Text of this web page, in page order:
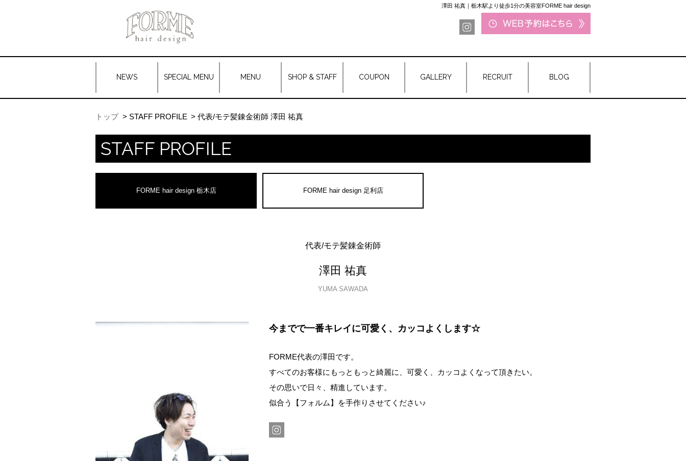
澤田 祐真｜栃木駅より徒歩1分の美容室FORME hair design
NEWS SPECIAL MENU MENU SHOP & STAFF COUPON GALLERY RECRUIT BLOG
トップ STAFF PROFILE 代表/モテ髪錬金術師 澤田 祐真
STAFF PROFILE
FORME hair design 栃木店 FORME hair design 足利店
代表/モテ髪錬金術師
澤田 祐真
YUMA SAWADA
今までで一番キレイに可愛く、カッコよくします☆
FORME代表の澤田です。
すべてのお客様にもっともっと綺麗に、可愛く、カッコよくなって頂きたい。
その思いで日々、精進しています。
似合う【フォルム】を手作りさせてください♪